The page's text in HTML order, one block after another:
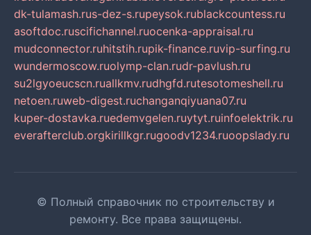
dk-tulamash.rus-dez-s.rupeysok.rublackcountess.ru
asoftdoc.ruscifichannel.ruocenka-appraisal.ru
mudconnector.ruhitstih.rupik-finance.ruvip-surfing.ru
wundermoscow.ruolymp-clan.rudr-pavlush.ru
su2lgyoeucscn.ruallkmv.rudhgfd.rutesotomeshell.ru
netoen.ruweb-digest.ruchanganqiyuana07.ru
kuper-dostavka.ruedemvgelen.ruytyt.ruinfoelektrik.ru
everafterclub.orgkirillkgr.rugoodv1234.ruoopslady.ru
© Полный справочник по строительству и
ремонту. Все права защищены.